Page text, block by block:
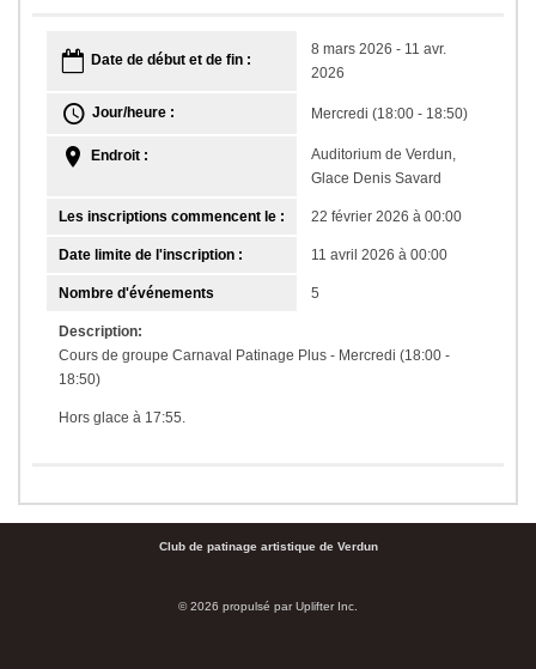
Date de début et de fin :
8 mars 2026 - 11 avr.
2026
Jour/heure : Mercredi (18:00 - 18:50)
Endroit :
Auditorium de Verdun,
Glace Denis Savard
Les inscriptions commencent le : 22 février 2026 à 00:00
Date limite de l'inscription : 11 avril 2026 à 00:00
Nombre d'événements 5
Description:
Cours de groupe Carnaval Patinage Plus - Mercredi (18:00 -
18:50)
Hors glace à 17:55.
Club de patinage artistique de Verdun
© 2026 propulsé parUplifter Inc.